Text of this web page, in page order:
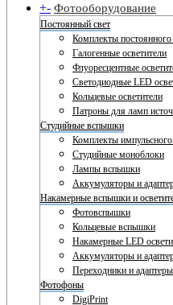
+- Фотооборудование
Постоянный свет
Комплекты постоянного
Галогенные осветители
Флуоресцентные
Светодиодные LED
Кольцевые осветители
Патроны для ламп
Студийные вспышки
Комплекты импульсного
Студийные моноблоки
Лампы вспышки
Аккумуляторы и
Накамерные вспышки и
Фотовспышки
Кольцевые вспышки
Накамерные LED
Аккумуляторы и
Переходники и адаптеры
Фотофоны
DigiPrint